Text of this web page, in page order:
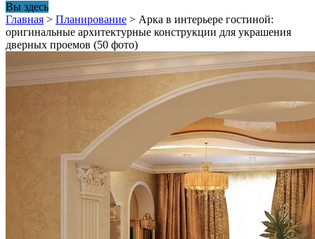
Вы здесь
Главная > Планирование > Арка в интерьере гостиной:
оригинальные архитектурные конструкции для украшения
дверных проемов (50 фото)